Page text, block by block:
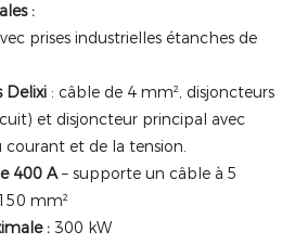
:
prises industrielles étanches de
Delixi: câble de 4 mm², disjoncteurs
et disjoncteur principal avec
et de la tension.
400 A– supporte un câble à 5
mm²
:300 kW